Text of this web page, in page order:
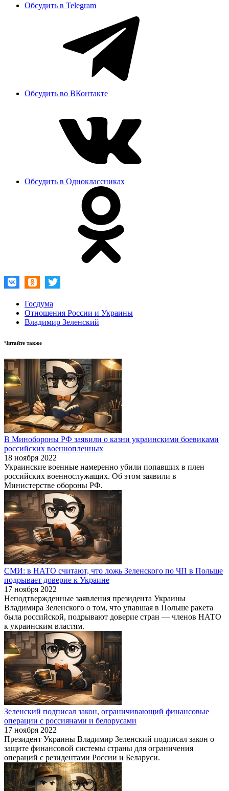
Обсудить в Telegram
Обсудить во ВКонтакте
Обсудить в Одноклассниках
Госдума
Отношения России и Украины
Владимир Зеленский
Читайте также
В Минобороны РФ заявили о казни украинскими боевиками
российских военнопленных
18 ноября 2022
Украинские военные намеренно убили попавших в плен
российских военнослужащих. Об этом заявили в
Министерстве обороны РФ.
СМИ: в НАТО считают, что ложь Зеленского по ЧП в Польше
подрывает доверие к Украине
17 ноября 2022
Неподтвержденные заявления президента Украины
Владимира Зеленского о том, что упавшая в Польше ракета
была российской, подрывают доверие стран — членов НАТО
к украинским властям.
Зеленский подписал закон, ограничивающий финансовые
операции с россиянами и белорусами
17 ноября 2022
Президент Украины Владимир Зеленский подписал закон о
защите финансовой системы страны для ограничения
операций с резидентами России и Беларуси.